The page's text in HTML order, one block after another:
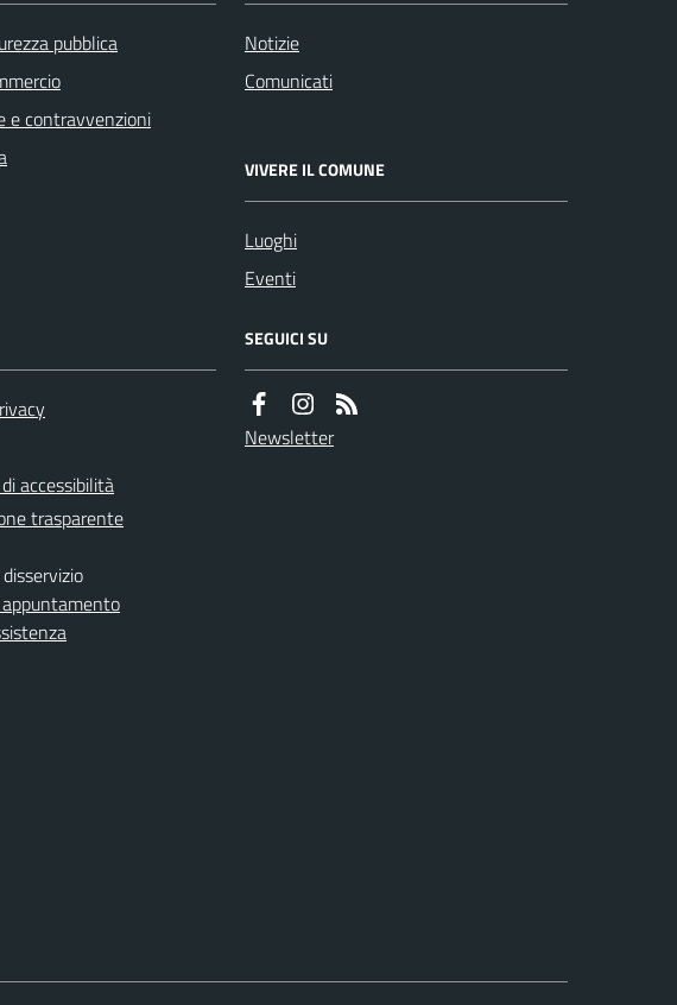
pubblica
e contravvenzioni
Notizie
Comunicati
VIVERE IL COMUNE
Luoghi
Eventi
accessibilità
trasparente
SEGUICI SU
Newsletter